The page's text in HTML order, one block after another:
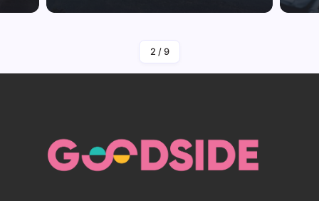
By Falah Malaika Az Zahra
2 / 9